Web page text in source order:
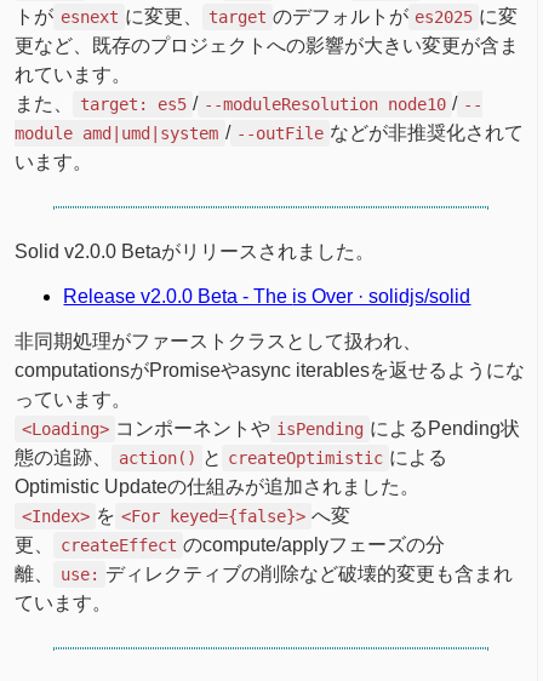
トが esnext に変更、 target のデフォルトが es2025 に変
更など、既存のプロジェクトへの影響が大きい変更が含ま
れています。
また、
target: es5 / --moduleResolution node10 / --
module amd|umd|system / --outFile などが非推奨化されて
います。
Solid v2.0.0 Betaがリリースされました。
Release v2.0.0 Beta - The is Over · solidjs/solid
非同期処理がファーストクラスとして扱われ、
computationsがPromiseやasync iterablesを返せるようにな
っています。
<Loading> コンポーネントや isPending によるPending状
態の追跡、
action() と createOptimistic による
Optimistic Updateの仕組みが追加されました。
<Index> を <For keyed={false}> へ変
更、
createEffect のcompute/applyフェーズの分
離、
use: ディレクティブの削除など破壊的変更も含まれ
ています。